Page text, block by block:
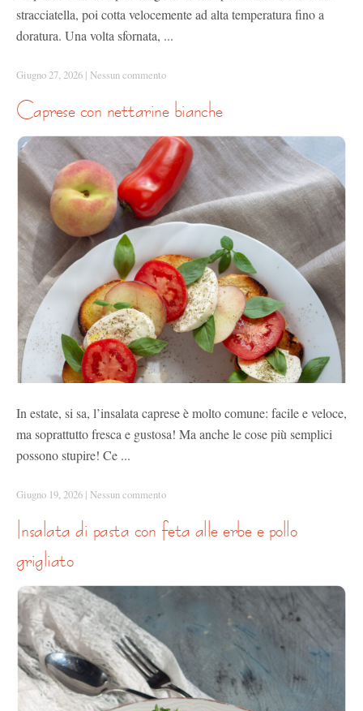
stracciatella, poi cotta velocemente ad alta temperatura fino a
doratura. Una volta sfornata, ...
Giugno 27, 2026 | Nessun commento
caprese con nettarine bianche
In estate, si sa, l’insalata caprese è molto comune: facile e veloce,
ma soprattutto fresca e gustosa! Ma anche le cose più semplici
possono stupire! Ce ...
Giugno 19, 2026 | Nessun commento
insalata di pasta con feta alle erbe e pollo
grigliato